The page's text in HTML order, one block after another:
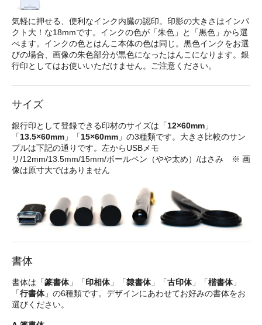
気軽に押せる、便利なインク内臓の認印。印影の大きさはインパ
クト大！な18mmです。インクの色が「朱色」と「黒色」から選
べます。インクの色とはんこ本体の色は同じ。黒色インクをお選
びの場合、画像の朱色部分が黒色になったはんこになります。銀
行印としてはお使いいただけません。ご注意ください。
サイズ
銀行印として登録できる印材のサイズは「12×60mm 」
「13.5×60mm 」「15×60mm 」の3種類です。大きさ比較のサン
プルは下記の通りです。左からUSBメモ
リ/12mm/13.5mm/15mm/ボールペン（やや太め）/はさみ ※ 画
像は原寸大ではありません
書体
書体は「篆書体」「印相体」「隷書体」「古印体」「楷書体」
「行書体」の6種類です。デザインにあわせてお好みの書体をお
選びください。